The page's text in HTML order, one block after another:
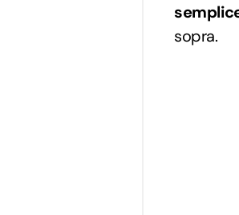
sopra.